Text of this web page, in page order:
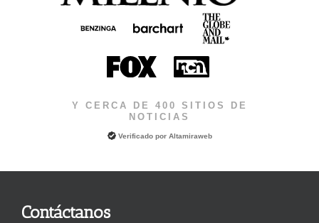
Y CERCA DE 400 SITIOS DE
NOTICIAS
Verificado por Altamiraweb
Contáctanos